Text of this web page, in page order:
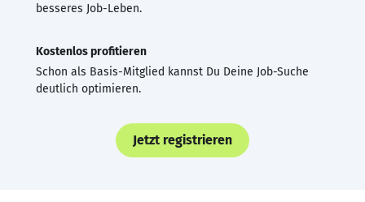
besseres Job-Leben.
Kostenlos profitieren
Schon als Basis-Mitglied kannst Du Deine Job-Suche
deutlich optimieren.
Jetzt registrieren